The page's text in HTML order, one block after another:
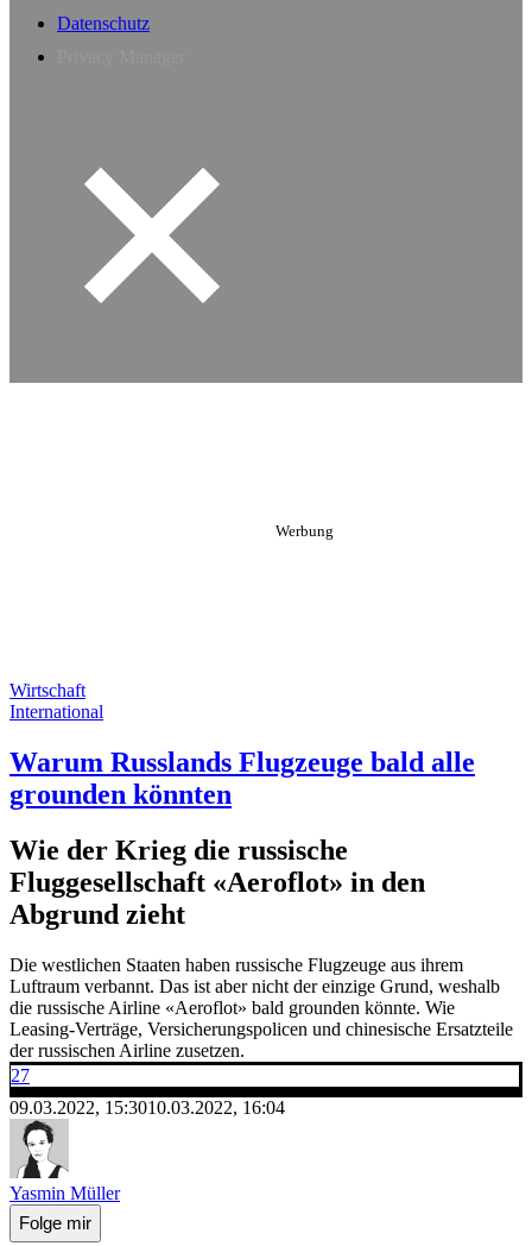
Datenschutz
Wirtschaft
International
Warum Russlands Flugzeuge bald alle
grounden könnten
Wie der Krieg die russische
Fluggesellschaft «Aeroflot» in den
Abgrund zieht
Die westlichen Staaten haben russische Flugzeuge aus ihrem
Luftraum verbannt. Das ist aber nicht der einzige Grund, weshalb
die russische Airline «Aeroflot» bald grounden könnte. Wie
Leasing-Verträge, Versicherungspolicen und chinesische Ersatzteile
der russischen Airline zusetzen.
27
09.03.2022, 15:3010.03.2022, 16:04
Yasmin Müller
Folge mir